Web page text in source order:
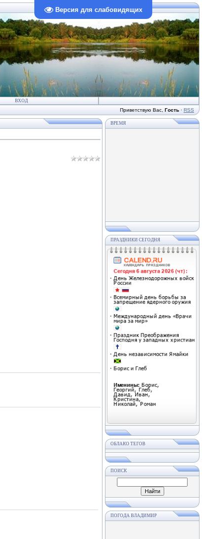
Версия для слабовидящих
ВХОД
Приветствую Вас Гость · RSS
ВРЕМЯ
ПРАЗДНИКИ СЕГОДНЯ
ОБЛАКО ТЕГОВ
ПОИСК
ПОГОДА ВЛАДИМИР